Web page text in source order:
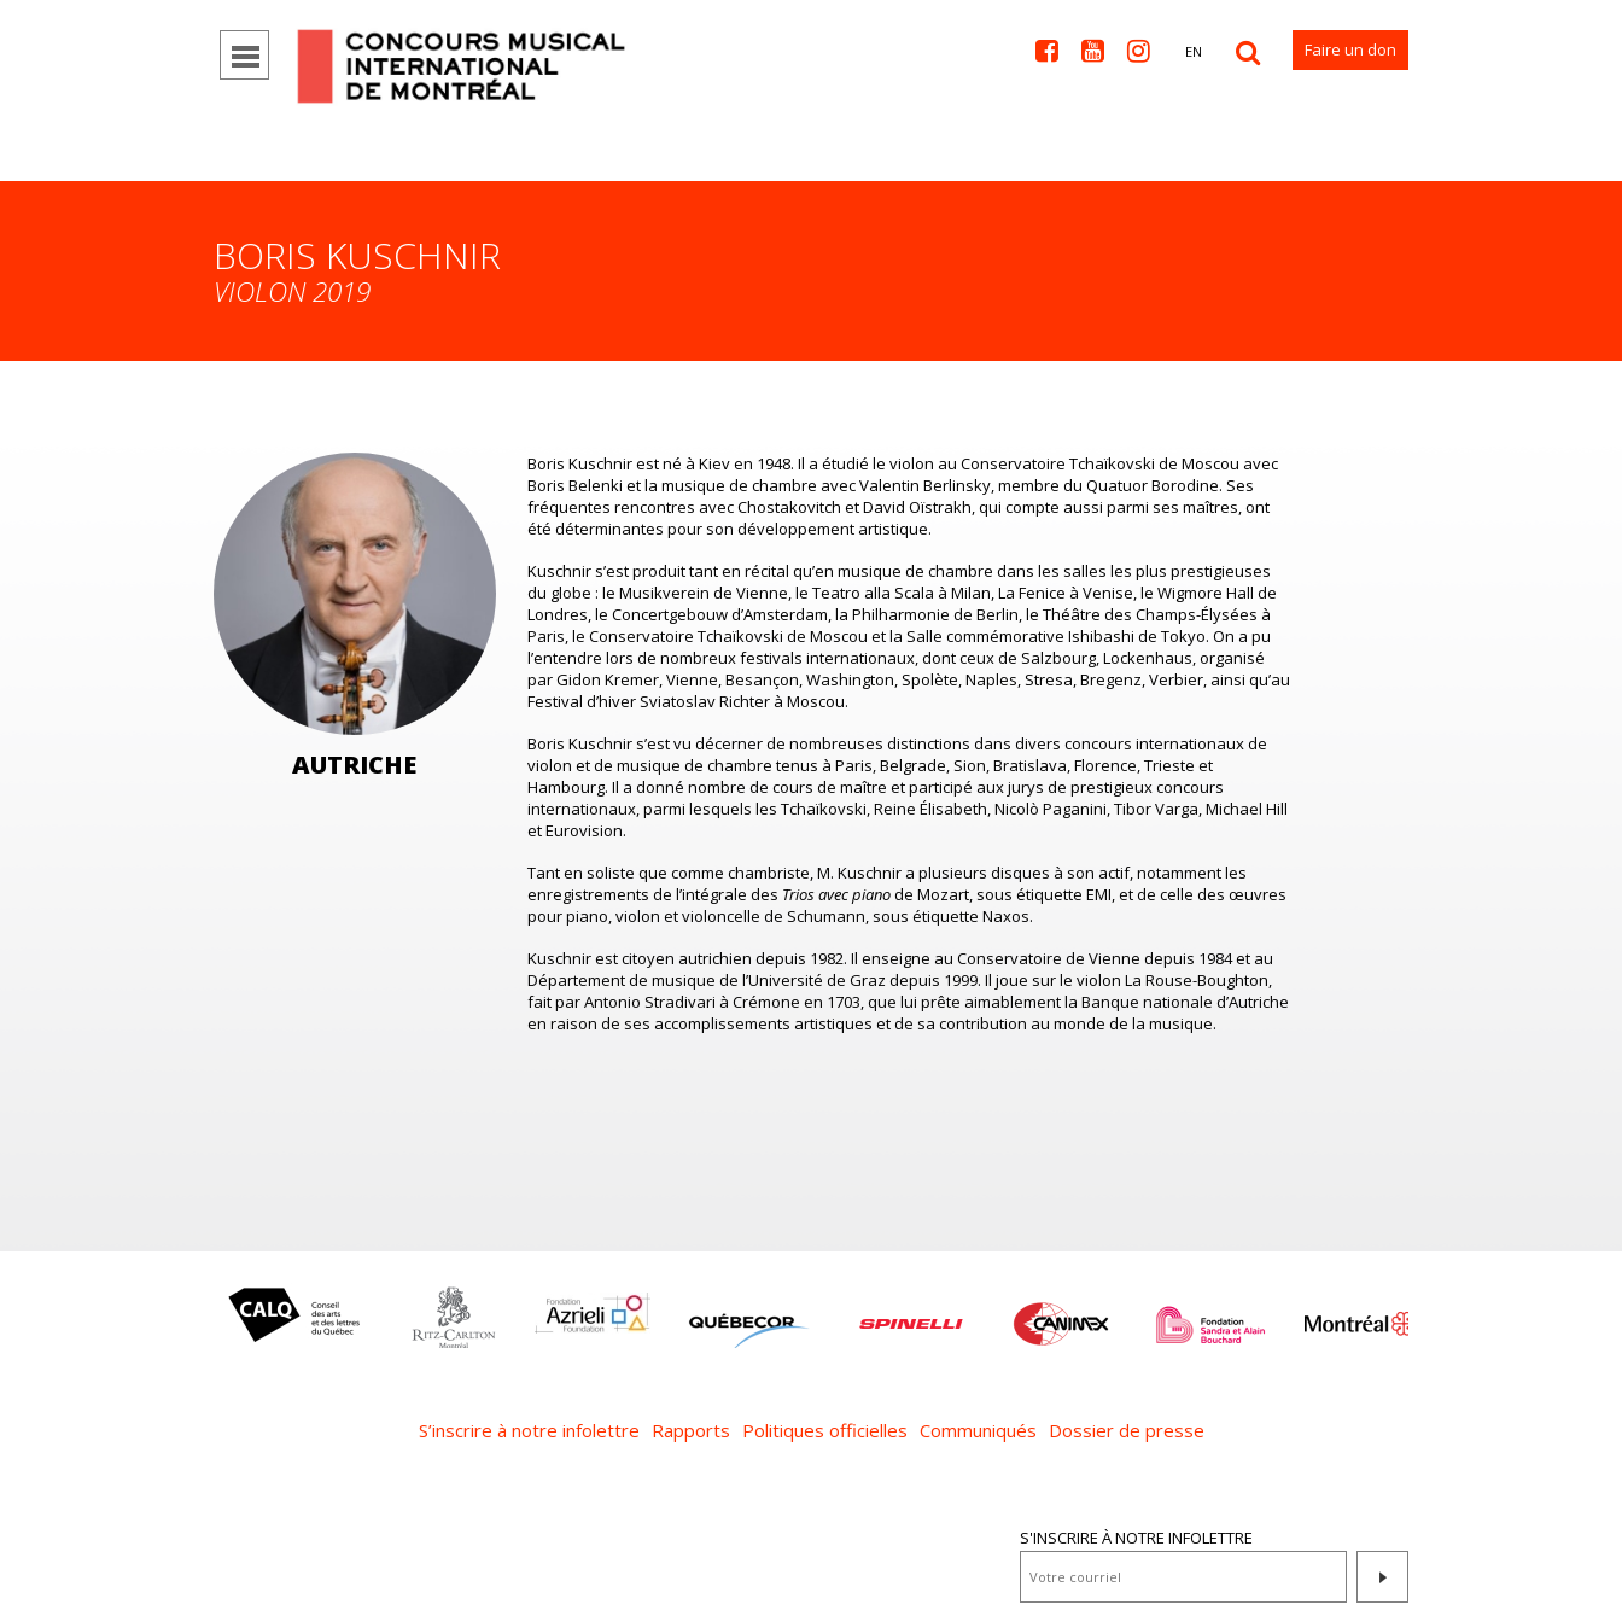
   EN Faire un don
BORIS KUSCHNIR
VIOLON 2019
AUTRICHE
Boris Kuschnir est né à Kiev en 1948. Il a étudié le violon au Conservatoire Tchaïkovski de Moscou avec
Boris Belenki et la musique de chambre avec Valentin Berlinsky, membre du Quatuor Borodine. Ses
fréquentes rencontres avec Chostakovitch et David Oïstrakh, qui compte aussi parmi ses maîtres, ont
été déterminantes pour son développement artistique.
Kuschnir s’est produit tant en récital qu’en musique de chambre dans les salles les plus prestigieuses
du globe : le Musikverein de Vienne, le Teatro alla Scala à Milan, La Fenice à Venise, le Wigmore Hall de
Londres, le Concertgebouw d’Amsterdam, la Philharmonie de Berlin, le Théâtre des Champs-Élysées à
Paris, le Conservatoire Tchaïkovski de Moscou et la Salle commémorative Ishibashi de Tokyo. On a pu
l’entendre lors de nombreux festivals internationaux, dont ceux de Salzbourg, Lockenhaus, organisé
par Gidon Kremer, Vienne, Besançon, Washington, Spolète, Naples, Stresa, Bregenz, Verbier, ainsi qu’au
Festival d’hiver Sviatoslav Richter à Moscou.
Boris Kuschnir s’est vu décerner de nombreuses distinctions dans divers concours internationaux de
violon et de musique de chambre tenus à Paris, Belgrade, Sion, Bratislava, Florence, Trieste et
Hambourg. Il a donné nombre de cours de maître et participé aux jurys de prestigieux concours
internationaux, parmi lesquels les Tchaïkovski, Reine Élisabeth, Nicolò Paganini, Tibor Varga, Michael Hill
et Eurovision.
Tant en soliste que comme chambriste, M. Kuschnir a plusieurs disques à son actif, notamment les
enregistrements de l’intégrale des Trios avec pianode Mozart, sous étiquette EMI, et de celle des œuvres
pour piano, violon et violoncelle de Schumann, sous étiquette Naxos.
Kuschnir est citoyen autrichien depuis 1982. Il enseigne au Conservatoire de Vienne depuis 1984 et au
Département de musique de l’Université de Graz depuis 1999. Il joue sur le violon La Rouse-Boughton,
fait par Antonio Stradivari à Crémone en 1703, que lui prête aimablement la Banque nationale d’Autriche
en raison de ses accomplissements artistiques et de sa contribution au monde de la musique.
S’inscrire à notre infolettre Rapports Politiques officielles Communiqués Dossier de presse
S'INSCRIRE À NOTRE INFOLETTRE